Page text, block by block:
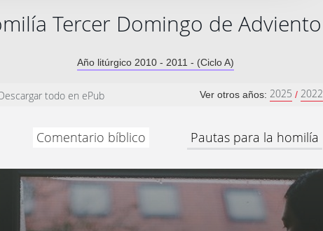
Tercer Domingo de Adviento
Año litúrgico 2010 - 2011 - (Ciclo A)
todo en ePub Ver otros años: 2025 / 2022
Comentario bíblico Pautas para la homilía